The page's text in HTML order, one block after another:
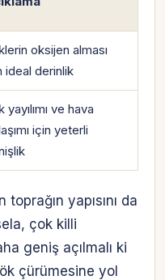
oksijen alması
ideal derinlik
yayılımı ve hava
için yeterli
yapısını da
çok killi
geniş açılmalı ki
çürümesine yol